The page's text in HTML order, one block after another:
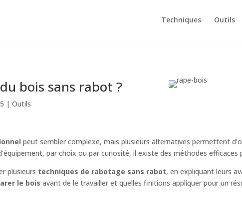
Techniques Outils
bois sans rabot ?
|Outils
peut sembler complexe, mais plusieurs alternatives permettent
par choix ou par curiosité, il existe des méthodes efficaces
plusieurs techniques de rabotage sans rabot, en expliquant leurs
le bois avant de le travailler et quelles finitions appliquer pour un